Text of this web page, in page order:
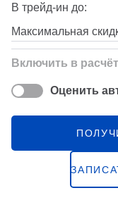
В трейд-ин до:
Максимальная
Включить в расчёт
Оценить